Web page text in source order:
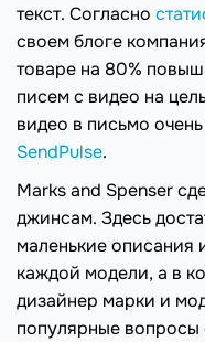
текст. Согласно
своем блоге
товаре на 80%
писем с видео на
видео в письмо
SendPulse.
Marks and Spenser
джинсам. Здесь
маленькие описания
каждой модели, а в
дизайнер марки и
популярные вопросы